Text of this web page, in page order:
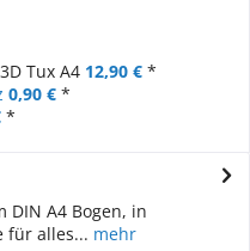
Tux A4 12,90 € *
0,90 € *
*
DIN A4 Bogen, in
für alles... mehr